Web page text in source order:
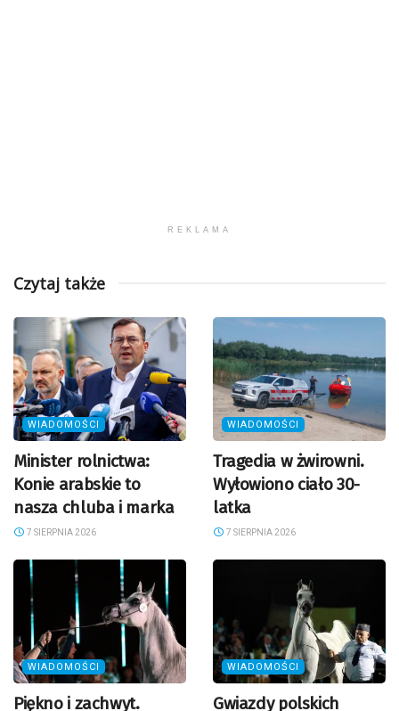
REKLAMA
Czytaj także
WIADOMOŚCI
Minister rolnictwa:
Konie arabskie to
nasza chluba i marka
7 SIERPNIA 2026
WIADOMOŚCI
Tragedia w żwirowni.
Wyłowiono ciało 30-
latka
7 SIERPNIA 2026
WIADOMOŚCI
Piękno i zachwyt.
WIADOMOŚCI
Gwiazdy polskich